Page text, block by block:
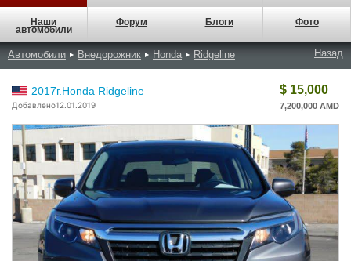
Наши
автомобили
Форум Блоги Фото
Автомобили Внедорожник Honda Ridgeline Назад
2017г.Honda Ridgeline
Добавлено12.01.2019
$ 15,000
7,200,000 AMD